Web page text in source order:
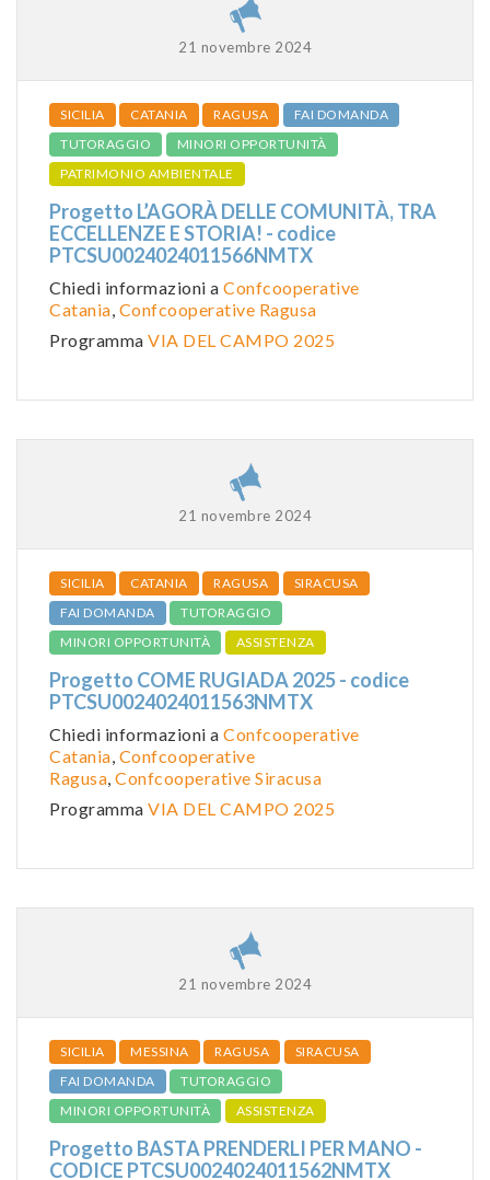
21 novembre 2024
SICILIA CATANIA RAGUSA
FAI DOMANDA
TUTORAGGIO
MINORI OPPORTUNITÀ
PATRIMONIO AMBIENTALE
Progetto L’AGORÀ DELLE COMUNITÀ, TRA
ECCELLENZE E STORIA! - codice
PTCSU0024024011566NMTX
Chiedi informazioni a Confcooperative
Catania, Confcooperative Ragusa
Programma VIA DEL CAMPO 2025
21 novembre 2024
SICILIA CATANIA RAGUSA
SIRACUSA
FAI DOMANDA
TUTORAGGIO
MINORI OPPORTUNITÀ
ASSISTENZA
Progetto COME RUGIADA 2025 - codice
PTCSU0024024011563NMTX
Chiedi informazioni a Confcooperative
Catania, Confcooperative
Ragusa, Confcooperative Siracusa
Programma VIA DEL CAMPO 2025
21 novembre 2024
SICILIA MESSINA RAGUSA
SIRACUSA
FAI DOMANDA
TUTORAGGIO
MINORI OPPORTUNITÀ
ASSISTENZA
Progetto BASTA PRENDERLI PER MANO -
CODICE PTCSU0024024011562NMTX